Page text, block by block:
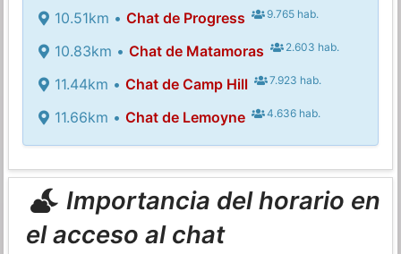
10.51km • Chat de Progress 9.765 hab.
10.83km • Chat de Matamoras 2.603 hab.
11.44km • Chat de Camp Hill 7.923 hab.
11.66km • Chat de Lemoyne 4.636 hab.
Importancia del horario en
el acceso al chat